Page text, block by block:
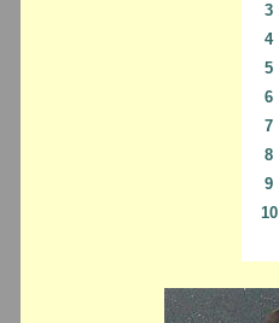
3
4
5
6
7
8
9
10